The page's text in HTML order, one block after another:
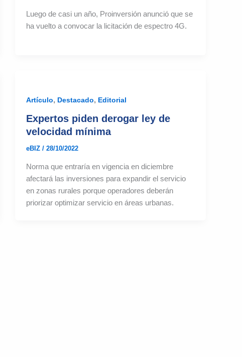
Luego de casi un año, Proinversión anunció que se
ha vuelto a convocar la licitación de espectro 4G.
Artículo, Destacado, Editorial
Expertos piden derogar ley de
velocidad mínima
eBIZ/28/10/2022
Norma que entraría en vigencia en diciembre
afectará las inversiones para expandir el servicio
en zonas rurales porque operadores deberán
priorizar optimizar servicio en áreas urbanas.